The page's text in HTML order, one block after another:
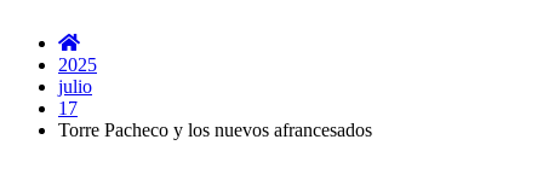
2025
julio
17
Torre Pacheco y los nuevos afrancesados